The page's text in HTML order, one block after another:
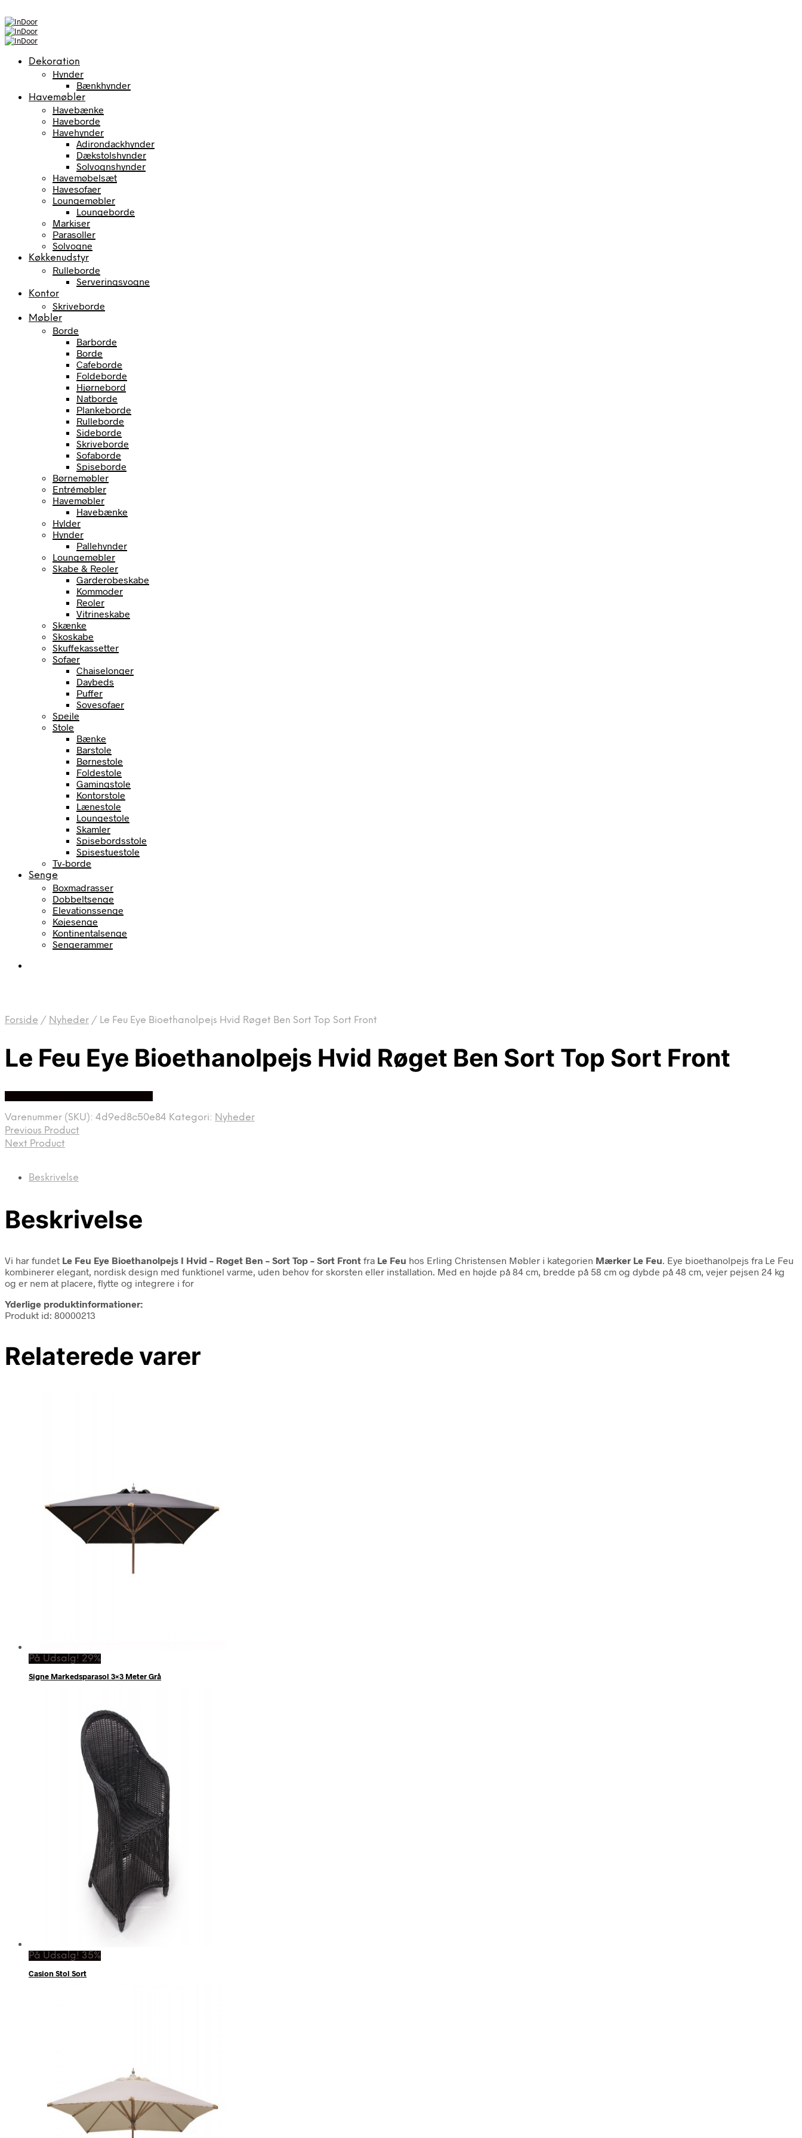
Dekoration
Hynder
Bænkhynder
Havemøbler
Havebænke
Haveborde
Havehynder
Adirondackhynder
Dækstolshynder
Solvognshynder
Havemøbelsæt
Havesofaer
Loungemøbler
Loungeborde
Markiser
Parasoller
Solvogne
Køkkenudstyr
Rulleborde
Serveringsvogne
Kontor
Skriveborde
Møbler
Borde
Barborde
Borde
Cafeborde
Foldeborde
Hjørnebord
Natborde
Plankeborde
Rulleborde
Sideborde
Skriveborde
Sofaborde
Spiseborde
Børnemøbler
Entrémøbler
Havemøbler
Havebænke
Hylder
Hynder
Pallehynder
Loungemøbler
Skabe & Reoler
Garderobeskabe
Kommoder
Reoler
Vitrineskabe
Skænke
Skoskabe
Skuffekassetter
Sofaer
Chaiselonger
Daybeds
Puffer
Sovesofaer
Spejle
Stole
Bænke
Barstole
Børnestole
Foldestole
Gamingstole
Kontorstole
Lænestole
Loungestole
Skamler
Spisebordsstole
Spisestuestole
Tv-borde
Senge
Boxmadrasser
Dobbeltsenge
Elevationssenge
Køjesenge
Kontinentalsenge
Sengerammer
Forside / Nyheder / Le Feu Eye Bioethanolpejs Hvid Røget Ben Sort Top Sort Front
Le Feu Eye Bioethanolpejs Hvid Røget Ben Sort Top Sort Front
Varenummer (SKU): 4d9ed8c50e84 Kategori: Nyheder
Previous Product
Next Product
Beskrivelse
Beskrivelse
Vi har fundet Le Feu Eye Bioethanolpejs I Hvid – Røget Ben – Sort Top – Sort Front fra Le Feu hos Erling Christensen Møbler i kategorien Mærker Le Feu . Eye bioethanolpejs fra Le Feu
kombinerer elegant, nordisk design med funktionel varme, uden behov for skorsten eller installation. Med en højde på 84 cm, bredde på 58 cm og dybde på 48 cm, vejer pejsen 24 kg
og er nem at placere, flytte og integrere i for
Yderlige produktinformationer:
Produkt id: 80000213
Relaterede varer
På Udsalg! 29%
Signe Markedsparasol 3×3 Meter Grå
På Udsalg! 35%
Casion Stol Sort